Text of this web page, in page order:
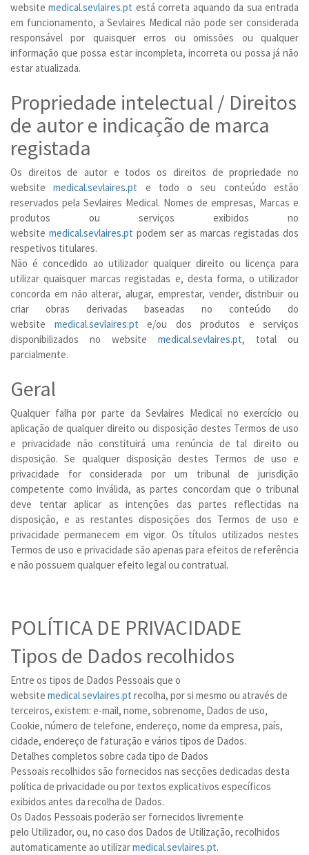
websitemedical.sevlaires.pt está correta aquando da sua entrada
em funcionamento, a Sevlaires Medical não pode ser considerada
responsável por quaisquer erros ou omissões ou qualquer
informação que possa estar incompleta, incorreta ou possa já não
estar atualizada.
Propriedade intelectual / Direitos
de autor e indicação de marca
registada
Os direitos de autor e todos os direitos de propriedade no
websitemedical.sevlaires.pt e todo o seu conteúdo estão
reservados pela Sevlaires Medical. Nomes de empresas, Marcas e
produtos ou serviços exibidos no
website medical.sevlaires.pt podem ser as marcas registadas dos
respetivos titulares.
Não é concedido ao utilizador qualquer direito ou licença para
utilizar quaisquer marcas registadas e, desta forma, o utilizador
concorda em não alterar, alugar, emprestar, vender, distribuir ou
criar obras derivadas baseadas no conteúdo do
website medical.sevlaires.pt e/ou dos produtos e serviços
disponibilizados no website medical.sevlaires.pt, total ou
parcialmente.
Geral
Qualquer falha por parte da Sevlaires Medical no exercício ou
aplicação de qualquer direito ou disposição destes Termos de uso
e privacidade não constituirá uma renúncia de tal direito ou
disposição. Se qualquer disposição destes Termos de uso e
privacidade for considerada por um tribunal de jurisdição
competente como inválida, as partes concordam que o tribunal
deve tentar aplicar as intenções das partes reflectidas na
disposição, e as restantes disposições dos Termos de uso e
privacidade permanecem em vigor. Os títulos utilizados nestes
Termos de uso e privacidade são apenas para efeitos de referência
e não possuem qualquer efeito legal ou contratual.
POLÍTICA DE PRIVACIDADE
Tipos de Dados recolhidos
Entre os tipos de Dados Pessoais que o
website medical.sevlaires.pt recolha, por si mesmo ou através de
terceiros, existem: e-mail, nome, sobrenome, Dados de uso,
Cookie, número de telefone, endereço, nome da empresa, país,
cidade, endereço de faturação e vários tipos de Dados.
Detalhes completos sobre cada tipo de Dados
Pessoais recolhidos são fornecidos nas secções dedicadas desta
política de privacidade ou por textos explicativos específicos
exibidos antes da recolha de Dados.
Os Dados Pessoais poderão ser fornecidos livremente
pelo Utilizador, ou, no caso dos Dados de Utilização, recolhidos
automaticamente ao utilizarmedical.sevlaires.pt.